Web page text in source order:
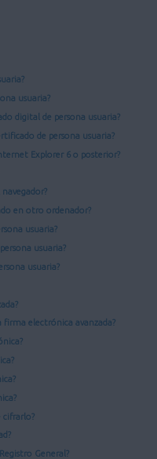
usuaria?
digital de persona usuaria?
de persona usuaria?
Explorer 6 o posterior?
en otro ordenador?
usuaria?
usuaria?
usuaria?
firma electrónica avanzada?
cifrarlo?
General?